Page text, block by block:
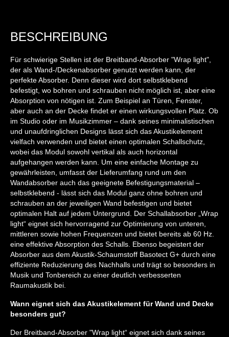
BESCHREIBUNG
Für schwierige Stellen ist der Breitband-Absorber "Wrap light",
der als Wand-/Deckenabsorber genutzt werden kann, der
perfekte Absorber. Denn dieser wird dort selbstklebend
befestigt, wo bohren und schrauben nicht möglich ist, aber eine
Absorption von nötigen ist. Zum Beispiel an Türen, Fenster,
aber auch an der Decke findet er einen wirkungsvollen Platz. Ob
im Studio oder im Musikzimmer – dank seines minimalistischen
und unaufdringlichen Designs lässt sich das Akustikelement
vielfach verwenden und bietet einen optimalen Schallschutz,
wobei das Modul sowohl vertikal als auch horizontal
aufgehangen werden kann. Um eine einfache Montage zu
gewährleisten, umfasst der Lieferumfang rund um den
Wandabsorber auch das geeignete Befestigungsmaterial –
selbstklebend - lässt sich das Modul ganz ohne bohren und
schrauben an der jeweiligen Wand befestigen und bietet
optimalen Halt auf jedem Untergrund. Der Schallabsorber „Wrap
light“ eignet sich hervorragend zur Optimierung von unteren,
mittleren sowie hohen Frequenzen und bietet bereits ab 60 Hz.
eine effektive Absorption des Schalls. Ebenso begeistert der
Absorber aus dem Akustik-Schaumstoff Basotect G+ durch eine
effiziente Reduzierung des Nachhalls und trägt so besonders in
Musik und Tonbereich zu einer deutlich verbesserten
Raumakustik bei.
Wann eignet sich das Akustikelement für Wand und Decke
besonders gut?
Der Breitband-Absorber "Wrap light“ eignet sich dank seines